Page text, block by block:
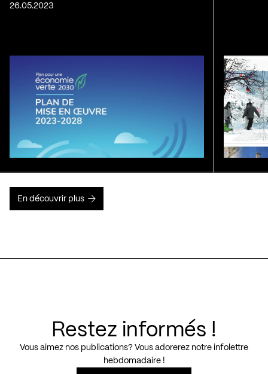
26.05.2023
En découvrir plus
Restez informés !
Vous aimez nos publications? Vous adorerez notre infolettre
hebdomadaire !